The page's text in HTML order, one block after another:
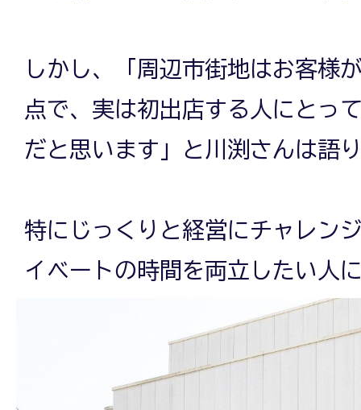
しかし、「周辺市街地はお客様
点で、実は初出店する人にとっ
だと思います」と川渕さんは語
特にじっくりと経営にチャレン
イベートの時間を両立したい人